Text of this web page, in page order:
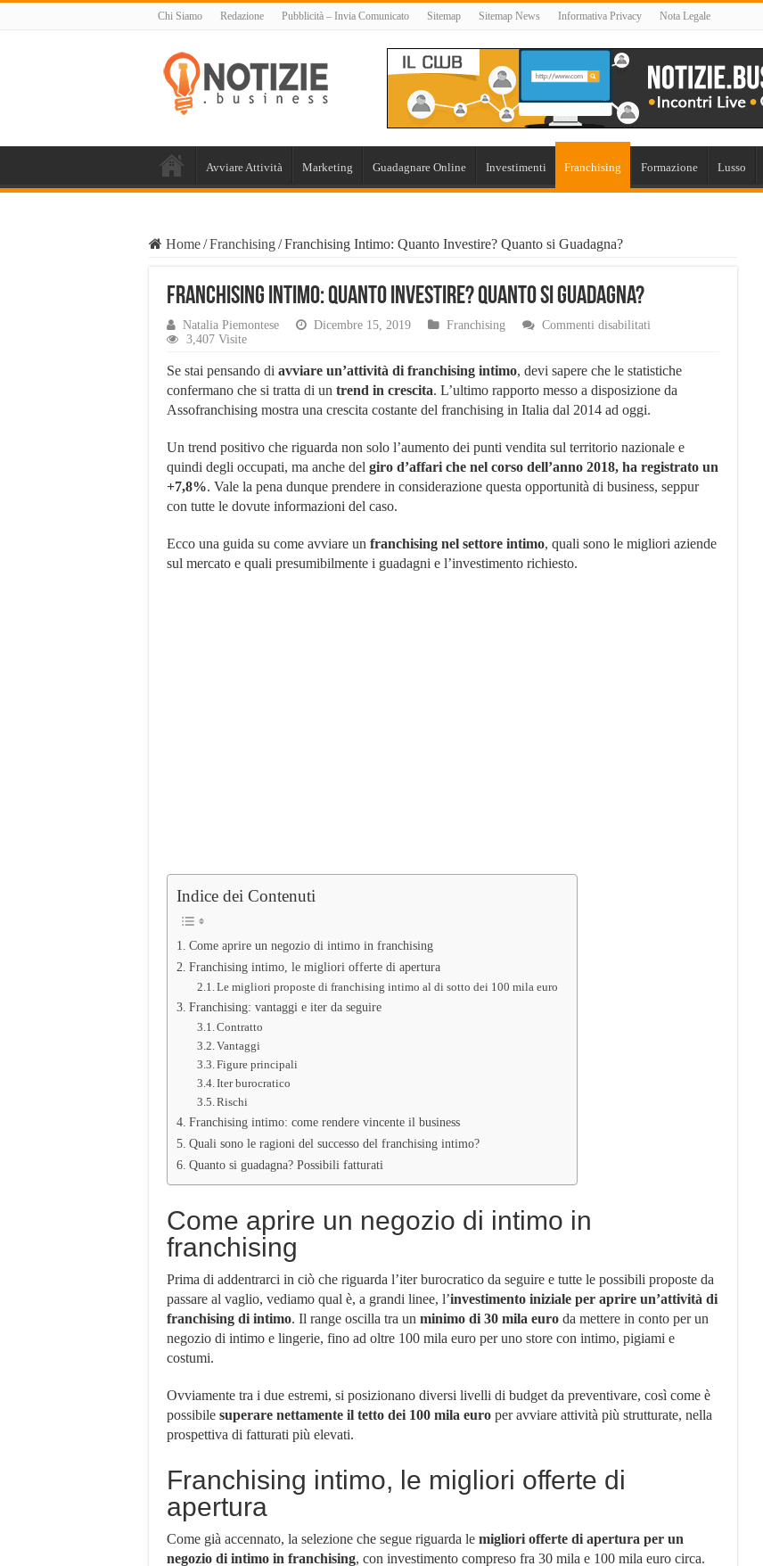
Chi Siamo Redazione Pubblicità – Invia Comunicato Sitemap Sitemap News Informativa Privacy Nota Legale
Avviare Attività Marketing Guadagnare Online Investimenti Franchising Formazione Lusso
Home/Franchising/Franchising Intimo: Quanto Investire? Quanto si Guadagna?
Franchising Intimo: Quanto Investire? Quanto si Guadagna?
Natalia Piemontese Dicembre 15, 2019 Franchising Commenti disabilitati
Quanto
Quanto
3,407 Visite
Se stai pensando di avviare un’attività di franchising intimo, devi sapere che le statistiche
confermano che si tratta di un trend in crescita. L’ultimo rapporto messo a disposizione da
Assofranchising mostra una crescita costante del franchising in Italia dal 2014 ad oggi.
Un trend positivo che riguarda non solo l’aumento dei punti vendita sul territorio nazionale e
quindi degli occupati, ma anche del giro d’affari che nel corso dell’anno 2018, ha registrato un
+7,8%. Vale la pena dunque prendere in considerazione questa opportunità di business, seppur
con tutte le dovute informazioni del caso.
Ecco una guida su come avviare un franchising nel settore intimo, quali sono le migliori aziende
sul mercato e quali presumibilmente i guadagni e l’investimento richiesto.
Indice dei Contenuti
Come aprire un negozio di intimo in franchising
Franchising intimo, le migliori offerte di apertura
Le migliori proposte di franchising intimo al di sotto dei 100 mila euro
Franchising: vantaggi e iter da seguire
Contratto
Vantaggi
Figure principali
Iter burocratico
Rischi
Franchising intimo: come rendere vincente il business
Quali sono le ragioni del successo del franchising intimo?
Quanto si guadagna? Possibili fatturati
Come aprire un negozio di intimo in
franchising
Prima di addentrarci in ciò che riguarda l’iter burocratico da seguire e tutte le possibili proposte da
passare al vaglio, vediamo qual è, a grandi linee, l’investimento iniziale per aprire un’attività di
franchising di intimo. Il range oscilla tra un minimo di 30 mila euro da mettere in conto per un
negozio di intimo e lingerie, fino ad oltre 100 mila euro per uno store con intimo, pigiami e
costumi.
Ovviamente tra i due estremi, si posizionano diversi livelli di budget da preventivare, così come è
possibile superare nettamente il tetto dei 100 mila euro per avviare attività più strutturate, nella
prospettiva di fatturati più elevati.
Franchising intimo, le migliori offerte di
apertura
Come già accennato, la selezione che segue riguarda le migliori offerte di apertura per un
negozio di intimo in franchising, con investimento compreso fra 30 mila e 100 mila euro circa.